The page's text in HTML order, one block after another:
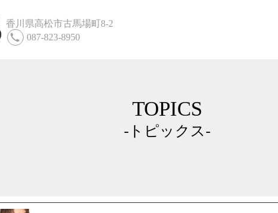
香川県高松市古馬場町8-2
087-823-8950
TOPICS
-トピックス-